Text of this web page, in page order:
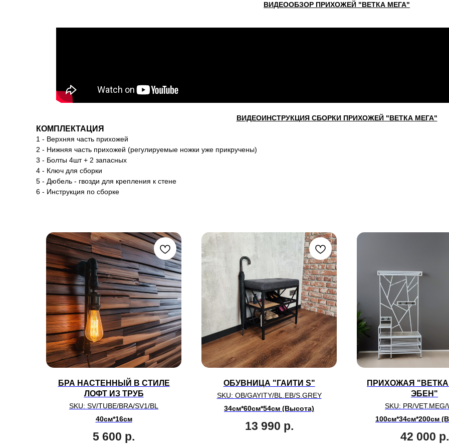
ВИДЕООБЗОР ПРИХОЖЕЙ "ВЕТКА МЕГА"
ВИДЕОИНСТРУКЦИЯ СБОРКИ ПРИХОЖЕЙ "ВЕТКА МЕГА"
КОМПЛЕКТАЦИЯ
1 - Верхняя часть прихожей
2 - Нижняя часть прихожей (регулируемые ножки уже прикручены)
3 - Болты 4шт + 2 запасных
4 - Ключ для сборки
5 - Дюбель - гвозди для крепления к стене
6 - Инструкция по сборке
БРА НАСТЕННЫЙ В СТИЛЕ
ЛОФТ ИЗ ТРУБ
SKU: SV/TUBE/BRA/SV1/BL
40см*16см
5 600 р.
ОБУВНИЦА "ГАИТИ S"
SKU: OB/GAYITY/BL.EB/S.GREY
34см*60см*54см (Высота)
13 990 р.
ПРИХОЖАЯ "ВЕТКА
ЭБЕН"
SKU: PR/VET.MEG/
100см*34см*200см
42 000 р.